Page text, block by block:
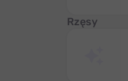
Rzęsy